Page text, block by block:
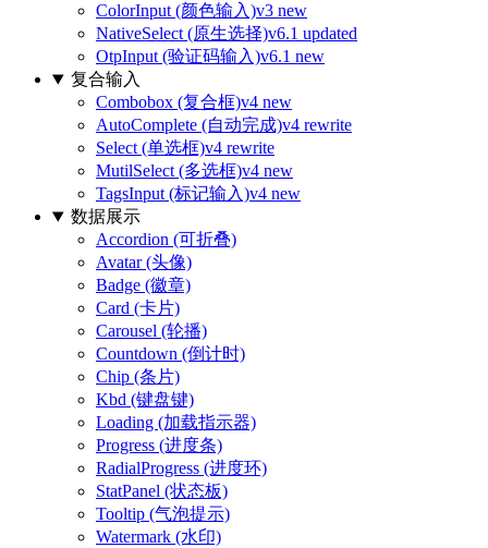
ColorInput (颜色输入)v3 new
NativeSelect (原生选择)v6.1 updated
OtpInput (验证码输入)v6.1 new
复合输入
Combobox (复合框)v4 new
AutoComplete (自动完成)v4 rewrite
Select (单选框)v4 rewrite
MutilSelect (多选框)v4 new
TagsInput (标记输入)v4 new
数据展示
Accordion (可折叠)
Avatar (头像)
Badge (徽章)
Card (卡片)
Carousel (轮播)
Countdown (倒计时)
Chip (条片)
Kbd (键盘键)
Loading (加载指示器)
Progress (进度条)
RadialProgress (进度环)
StatPanel (状态板)
Tooltip (气泡提示)
Watermark (水印)